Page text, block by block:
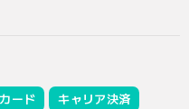
ード キャリア決済